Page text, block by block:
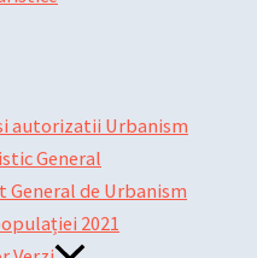
autorizatii Urbanism
General
General de Urbanism
2021